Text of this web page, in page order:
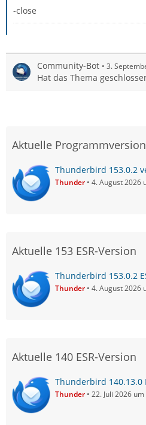
-close
Community-Bot 3.
Hat das Thema
Aktuelle Programmversion
Thunderbird 153.0.2
Thunder 4. August 2026
Aktuelle 153 ESR-Version
Thunderbird 153.0.2
Thunder 4. August 2026
Aktuelle 140 ESR-Version
Thunderbird 140.13.0
Thunder 22. Juli 2026